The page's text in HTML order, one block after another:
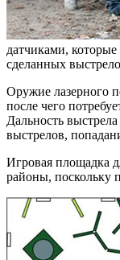
датчиками,
сделанных
Оружие лазерного
после чего
Дальность
выстрелов,
Игровая площадка
районы, поскольку